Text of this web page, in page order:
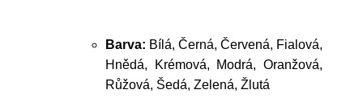
Barva: Bílá, Černá, Červená, Fialová,
Hnědá, Krémová, Modrá, Oranžová,
Růžová, Šedá, Zelená, Žlutá